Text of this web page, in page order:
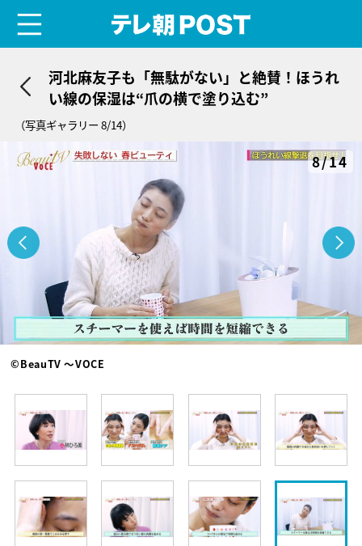
河北麻友子も「無駄がない」と絶賛！ほうれ
い線の保湿は“爪の横で塗り込む”
（写真ギャラリー 8/14）
8/14
©BeauTV ～VOCE